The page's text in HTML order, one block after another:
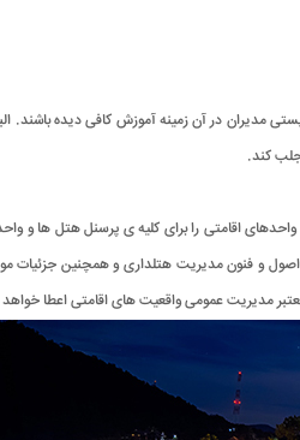
در آن زمینه آموزش کافی دیده باشند.
جلب کند.
اقامتی را برای کلیه ی پرسنل هتل ها و
اصول و فنون مدیریت هتلداری و همچنین
معتبر مدیریت عمومی واقعیت های اقامتی اعطا